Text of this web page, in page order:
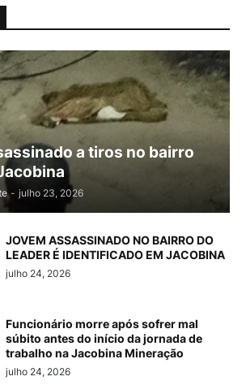
a tiros no bairro
- julho 23, 2026
JOVEM ASSASSINADO NO BAIRRO DO
LEADER É IDENTIFICADO EM JACOBINA
julho 24, 2026
Funcionário morre após sofrer mal
súbito antes do início da jornada de
trabalho na Jacobina Mineração
julho 24, 2026